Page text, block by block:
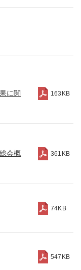
に関
163KB
会概
361KB
74KB
547KB